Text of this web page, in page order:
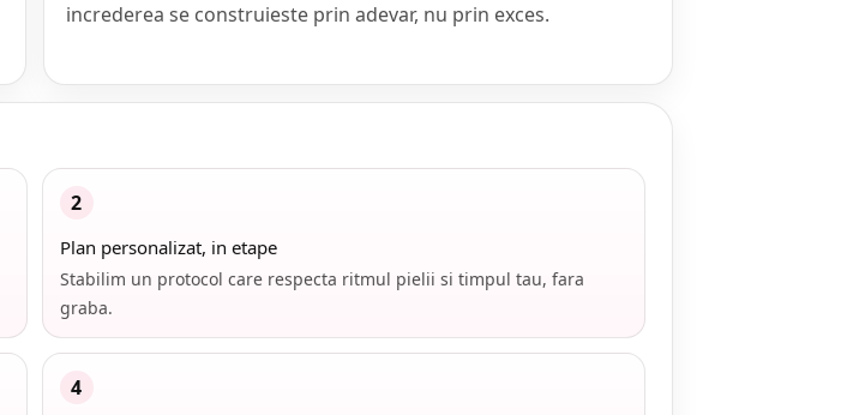
increderea se construieste prin adevar, nu prin exces.
2
Plan personalizat, in etape
Stabilim un protocol care respecta ritmul pielii si timpul tau, fara
graba.
4